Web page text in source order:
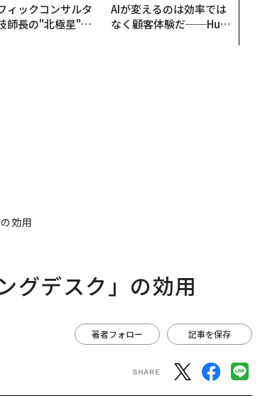
ィックコンサルタ
師長の"北極星"。
AIが変えるのは効率では
なく顧客体験だ──Hub
効用
グデスク」の効用
著者フォロー 記事を保存